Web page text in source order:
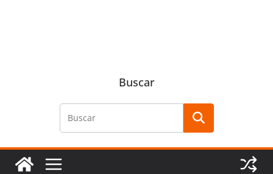
Buscar